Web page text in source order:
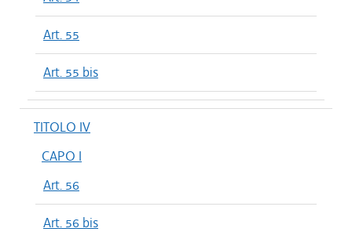
Art. 55
Art. 55 bis
TITOLO IV
CAPO I
Art. 56
Art. 56 bis